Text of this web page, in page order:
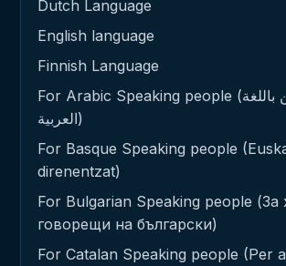
Dutch Language
English language
Finnish Language
For Arabic Speaking people (للناطقين باللغة
العربية)
For Basque Speaking people
direnentzat)
For Bulgarian Speaking people (За
говорещи на български)
For Catalan Speaking people (Per